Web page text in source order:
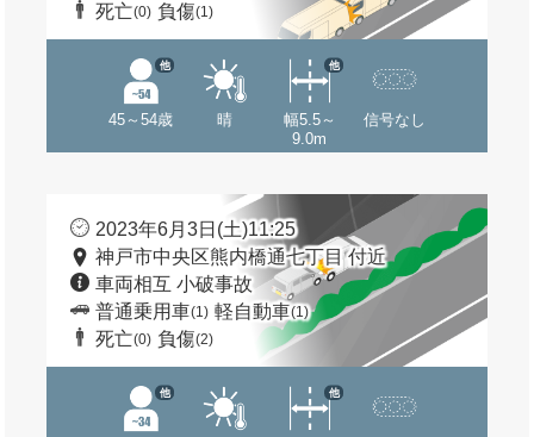
死亡(0) 負傷(1)
45～54歳
他
晴
幅5.5～
9.0m
他
信号なし
2023年6月3日(土)11:25
神戸市中央区熊内橋通七丁目 付近
車両相互 小破事故
普通乗用車(1) 軽自動車(1)
死亡(0) 負傷(2)
他 他